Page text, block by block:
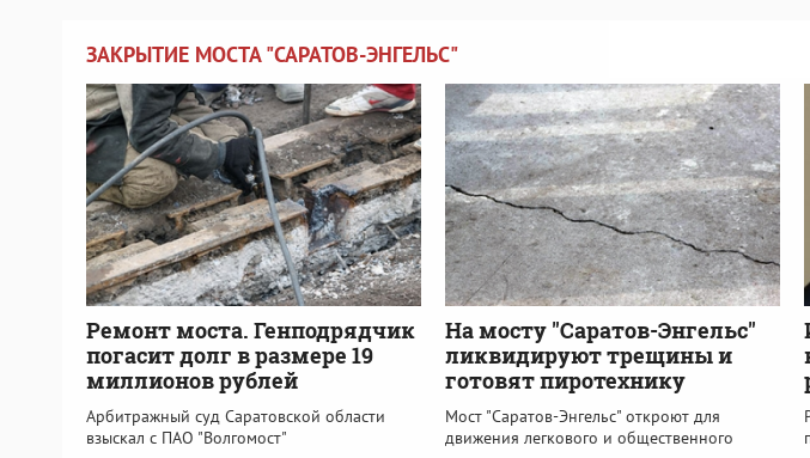
ЗАКРЫТИЕ МОСТА "САРАТОВ-ЭНГЕЛЬС"
Ремонт моста. Генподрядчик
погасит долг в размере 19
миллионов рублей
Арбитражный суд Саратовской области
взыскал с ПАО "Волгомост"
На мосту "Саратов-Энгельс"
ликвидируют трещины и
готовят пиротехнику
Мост "Саратов-Энгельс" откроют для
движения легкового и общественного